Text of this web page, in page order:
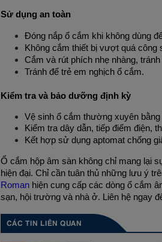
Sử dụng an toàn
Đóng nắp ổ cắm khi không dùng
Không cắm thiết bị vượt quá công
Cắm và rút phích nhẹ nhàng,
Tránh để trẻ em nghịch ổ cắm.
Kiểm tra và bảo dưỡng định kỳ
Vệ sinh ổ cắm thường xuyên
Kiểm tra dây dẫn, tiếp điểm điện,
Kết hợp sử dụng aptomat chống
Ổ cắm hộp âm sàn không chỉ mang lại
hiện đại. Chỉ cần tuân thủ những lưu ý
Roman hiện cung cấp các dòng ổ cắm
sạn, hội trường và nhà ở. Liên hệ ngay
CÁC TIN LIÊN QUAN